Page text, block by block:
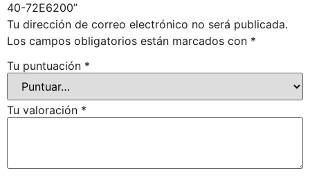
40-72E6200”
Tu dirección de correo electrónico no será publicada.
Los campos obligatorios están marcados con *
Tu puntuación *
Tu valoración *